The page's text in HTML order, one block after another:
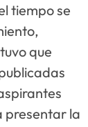
tiempo se
que
presentar la